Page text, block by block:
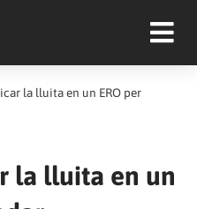
la lluita en un ERO per
la lluita en un